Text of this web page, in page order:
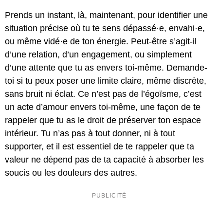
Prends un instant, là, maintenant, pour identifier une
situation précise où tu te sens dépassé·e, envahi·e,
ou même vidé·e de ton énergie. Peut-être s’agit-il
d’une relation, d’un engagement, ou simplement
d’une attente que tu as envers toi-même. Demande-
toi si tu peux poser une limite claire, même discrète,
sans bruit ni éclat. Ce n’est pas de l’égoïsme, c’est
un acte d’amour envers toi-même, une façon de te
rappeler que tu as le droit de préserver ton espace
intérieur. Tu n’as pas à tout donner, ni à tout
supporter, et il est essentiel de te rappeler que ta
valeur ne dépend pas de ta capacité à absorber les
soucis ou les douleurs des autres.